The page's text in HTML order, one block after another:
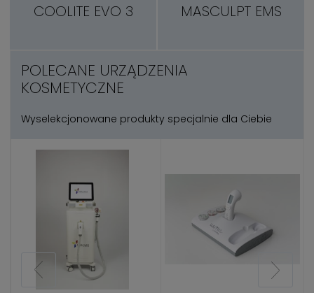
COOLITE EVO 3 MASCULPT EMS
POLECANE URZĄDZENIA
KOSMETYCZNE
Wyselekcjonowane produkty specjalnie dla Ciebie